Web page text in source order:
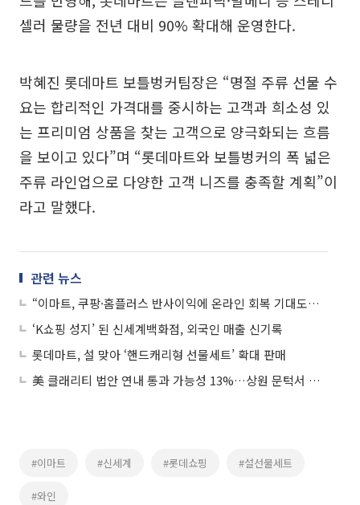
셀러 물량을 전년 대비 90% 확대해 운영한다.
박혜진 롯데마트 보틀벙커팀장은 “명절 주류 선물 수
요는 합리적인 가격대를 중시하는 고객과 희소성 있
는 프리미엄 상품을 찾는 고객으로 양극화되는 흐름
을 보이고 있다”며 “롯데마트와 보틀벙커의 폭 넓은
주류 라인업으로 다양한 고객 니즈를 충족할 계획”이
라고 말했다.
관련 뉴스
“이마트, 쿠팡·홈플러스 반사이익에 온라인 회복 기대도…목표가 상향”
‘K쇼핑 성지’ 된 신세계백화점, 외국인 매출 신기록
롯데마트, 설 맞아 ‘핸드캐리형 선물세트’ 확대 판매
美 클래리티 법안 연내 통과 가능성 13%…상원 문턱서 제동
#이마트 #신세계 #롯데쇼핑 #설선물세트
#와인